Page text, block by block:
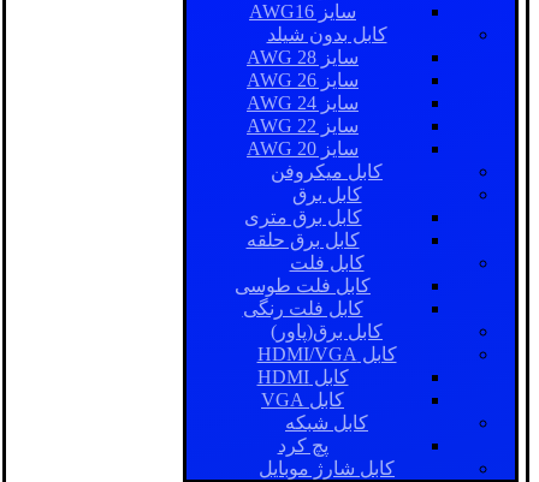
سایز AWG16
کابل بدون شیلد
سایز AWG 28
سایز AWG 26
سایز AWG 24
سایز AWG 22
سایز AWG 20
کابل میکروفن
کابل برق
کابل برق متری
کابل برق حلقه
کابل فلت
کابل فلت طوسی
کابل فلت رنگی
کابل برق(پاور)
کابل HDMI/VGA
کابل HDMI
کابل VGA
کابل شبکه
پچ کرد
کابل شارژ موبایل